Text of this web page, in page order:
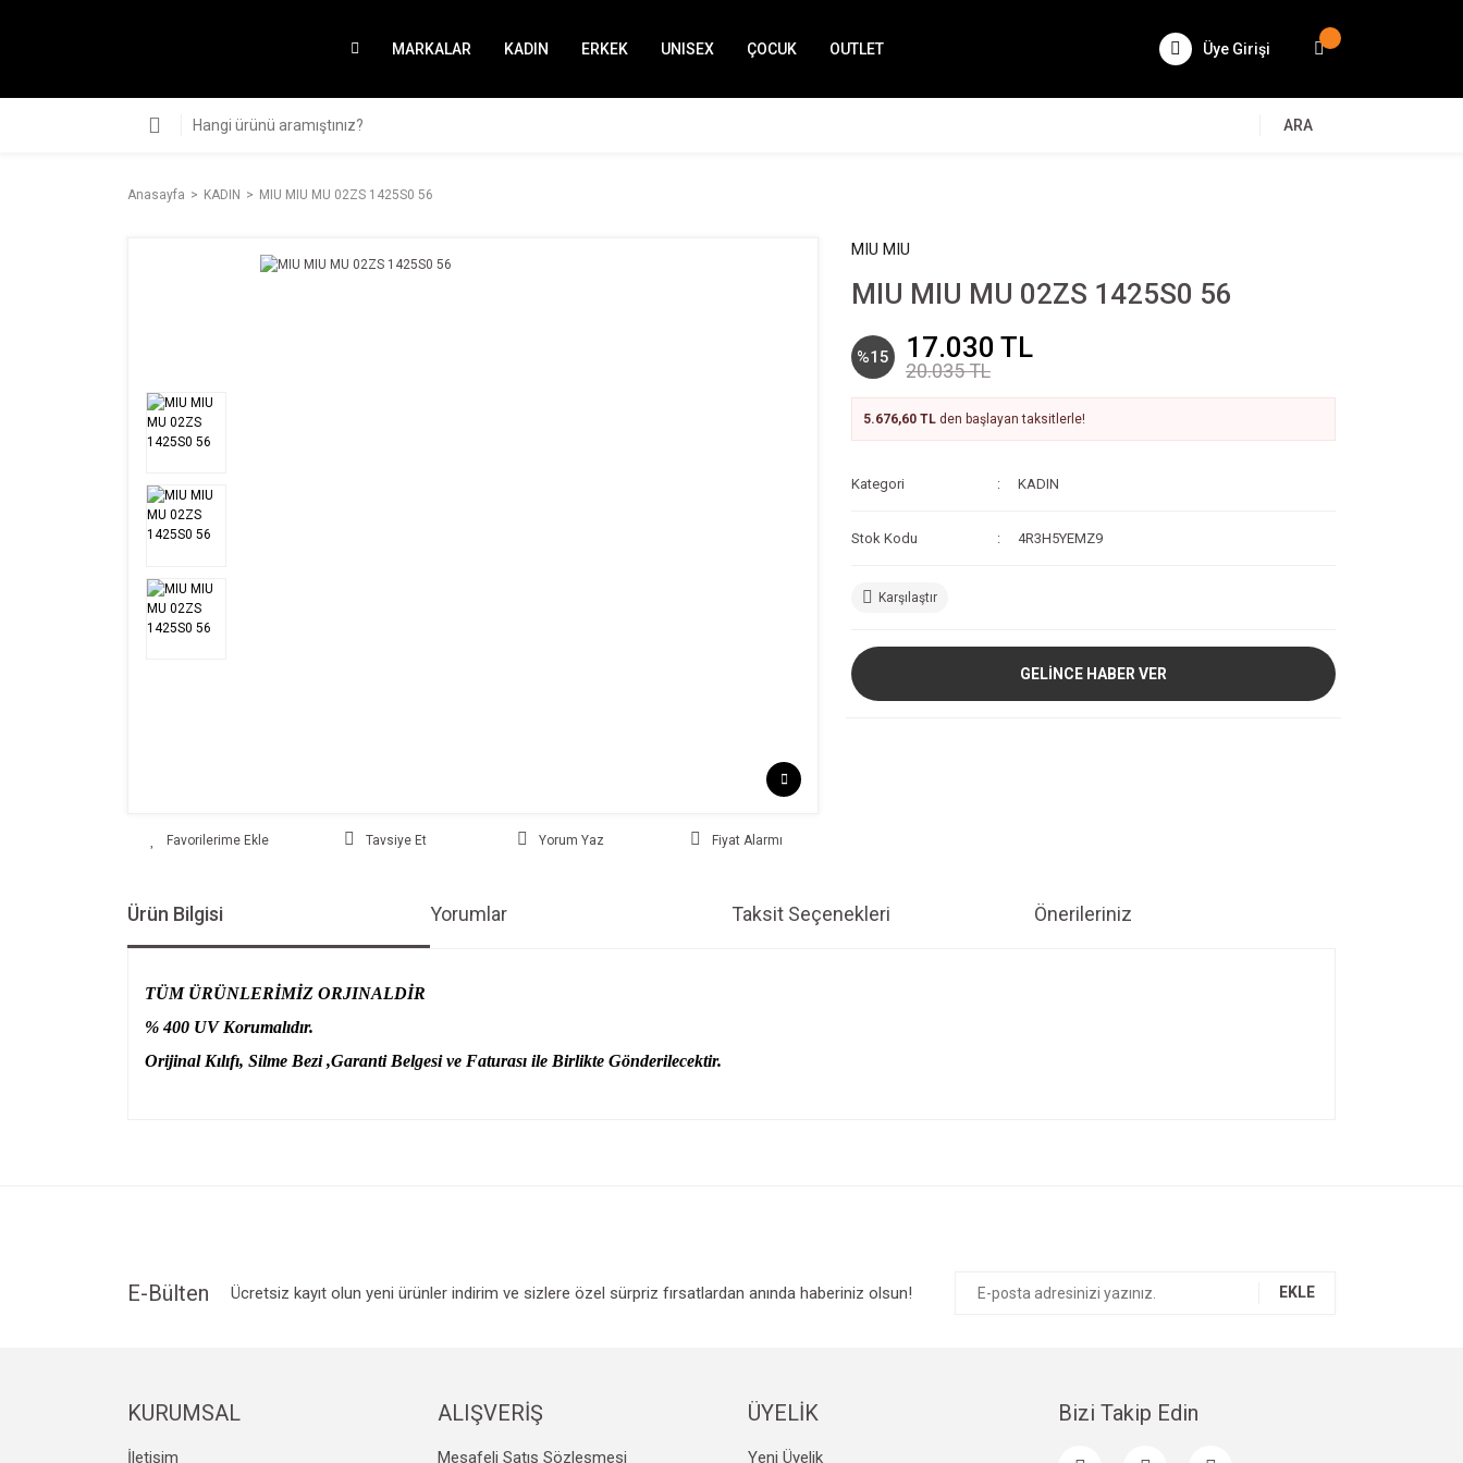
MARKALAR KADIN ERKEK UNISEX ÇOCUK OUTLET Üye Girişi
ARA
Anasayfa KADIN MIU MIU MU 02ZS 1425S0 56
Tavsiye Et Yorum Yaz Fiyat Alarmı
MIU MIU
MIU MIU MU 02ZS 1425S0 56
%15 17.030 TL
20.035 TL
5.676,60 TL den başlayan taksitlerle!
Kategori KADIN
Stok Kodu 4R3H5YEMZ9
Karşılaştır
GELİNCE HABER VER
Ürün Bilgisi Yorumlar Taksit Seçenekleri Önerileriniz
TÜM ÜRÜNLERİMİZ ORJINALDİR
% 400 UV Korumalıdır.
Orijinal Kılıfı, Silme Bezi ,Garanti Belgesi ve Faturası ile Birlikte Gönderilecektir.
Bu ürüne benzer farklı alternatifler olmalı.
E-Bülten Ücretsiz kayıt olun yeni ürünler indirim ve sizlere özel sürpriz fırsatlardan anında haberiniz olsun! EKLE
KURUMSAL
İletişim
ALIŞVERİŞ
Mesafeli Satış Sözleşmesi
ÜYELİK
Yeni Üyelik
Bizi Takip Edin